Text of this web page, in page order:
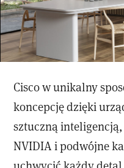
Cisco w unikalny
koncepcję dzięki
sztuczną
NVIDIA i podwójne